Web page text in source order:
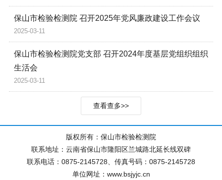
保山市检验检测院 召开2025年党风廉政建设工作会议
2025-03-11
保山市检验检测院党支部 召开2024年度基层党组织组织
生活会
2025-03-11
查看查多>>
版权所有：保山市检验检测院
联系地址：云南省保山市隆阳区兰城路北延长线双碑
联系电话：0875-2145728、传真号码：0875-2145728
单位网址：www.bsjyjc.cn